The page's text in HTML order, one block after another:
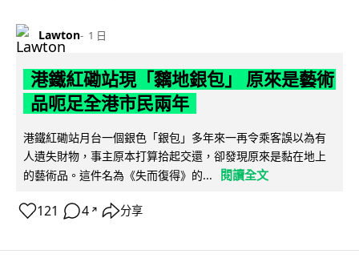
Lawton 1 日
港鐵紅磡站現「黐地銀包」 原來是藝術
品呃足全港市民兩年
港鐵紅磡站月台一個銀色「銀包」多年來一再令乘客誤以為有
人遺失財物，事主原本打算拾起交還，卻發現原來是黏在地上
的藝術品。這件名為《失而復得》的...
閱讀全文
121 4 ↗ 分享